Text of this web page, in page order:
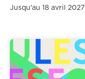
Jusqu'au 18 avril 2027